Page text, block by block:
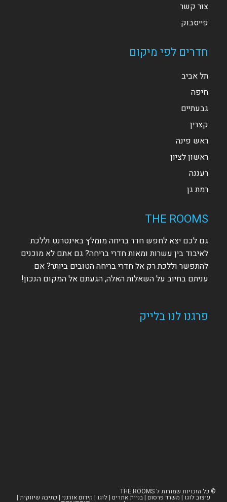
צור קשר
פייסבוק
חדרים לפי מיקום
תל אביב
חיפה
גבעתיים
קצרין
ראש פינה
ראשון לציון
רעננה
רמת גן
THE ROOMS
גם לכם יצא לחפש חדר בריחה מומלץ באינטרנט וללכת
לאיבוד בין עשרות ומאות חדרי בריחה? גם אתם לא מוכנים
להתפשר וללכת רק אל חדרי בריחה הטובים ביותר? אם
עניתם בחיוב על השאלות האלה, הגעתם אל המקום הנכון!
פרגנו לנו בלייק
© ​כל הזכויות שמורות ל THE ROOMS
עיצוב לוגו | משרד פרסום |בניית אתרים |לוגו | קידום אורגני | כתיבה שיווקית |